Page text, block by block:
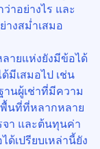
าอย่างไร และ
างสม่ำเสมอ
ลายแห่งยังมีข้อได้
มีเสมอไป เช่น
านผู้เช่าที่มีความ
นที่ที่หลากหลาย
จา และต้นทุนค่า
ด้เปรียบเหล่านี้ยัง